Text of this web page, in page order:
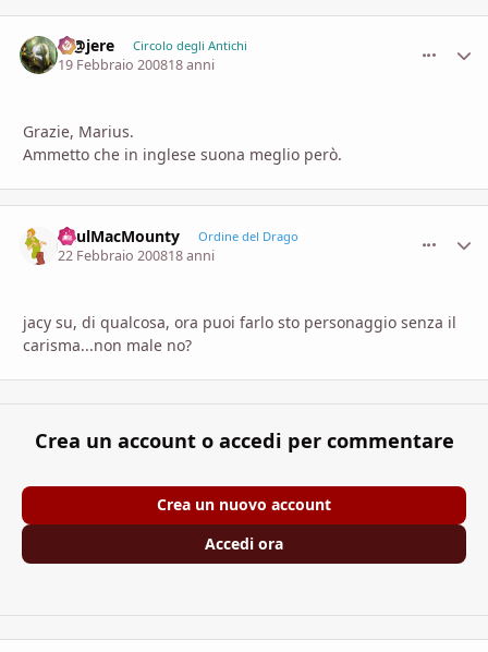
M@jere Circolo degli Antichi
19 Febbraio 200818 anni
Grazie, Marius.
Ammetto che in inglese suona meglio però.
PaulMacMounty Ordine del Drago
22 Febbraio 200818 anni
jacy su, di qualcosa, ora puoi farlo sto personaggio senza il
carisma...non male no?
Crea un account o accedi per commentare
Crea un nuovo account
Accedi ora